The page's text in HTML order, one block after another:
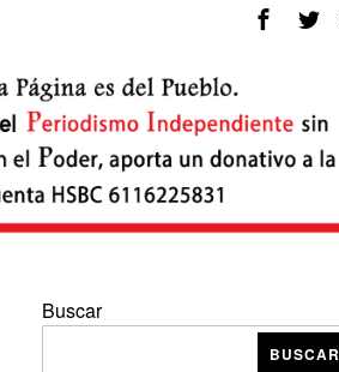
Buscar
BUSCAR